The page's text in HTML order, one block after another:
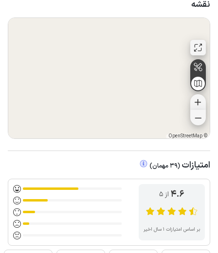
نقشه
©
OpenStreetMap
امتیازات (
39مهمان)
4.6 از ۵
بر اساس امتیازات ۱ سال اخیر